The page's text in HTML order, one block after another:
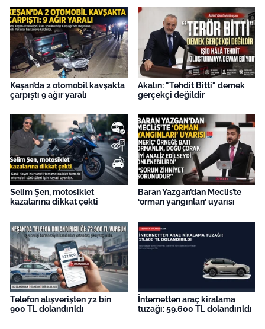
Keşan’da 2 otomobil kavşakta
çarpıştı 9 ağır yaralı
Akalın: "Tehdit Bitti" demek
gerçekçi değildir
Selim Şen, motosiklet
kazalarına dikkat çekti
Baran Yazgan’dan Meclis’te
‘orman yangınları’ uyarısı
Telefon alışverişten 72 bin
900 TL dolandırıldı
İnternetten araç kiralama
tuzağı: 59.600 TL dolandırıldı